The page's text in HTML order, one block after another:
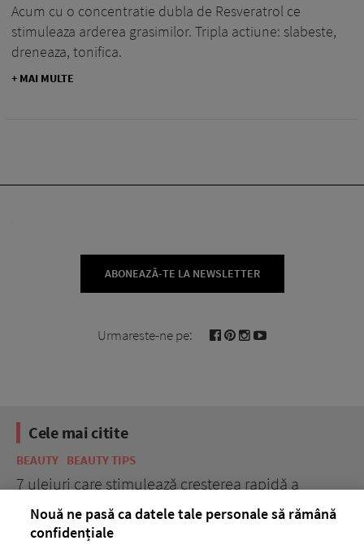
Acum cu o concentratie dubla de Resveratrol ce
stimuleaza arderea grasimilor. Tripla actiune: slabeste,
dreneaza, tonifica.
+ MAI MULTE
ABONEAZĂ-TE LA NEWSLETTER
Urmareste-ne pe:
Cele mai citite
BEAUTY BEAUTY TIPS
7 uleiuri care stimulează creșterea rapidă a
părului
Nouă ne pasă ca datele tale personale să rămână
confidențiale